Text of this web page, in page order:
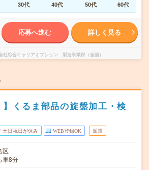
30代 40代 50代 60代
応募へ進む 詳しく見る
社綜合キャリアオプション 製造事業部（全国）
】くるま部品の旋盤加工・検
土日祝日が休み WEB登録OK 派遣
区
車8分